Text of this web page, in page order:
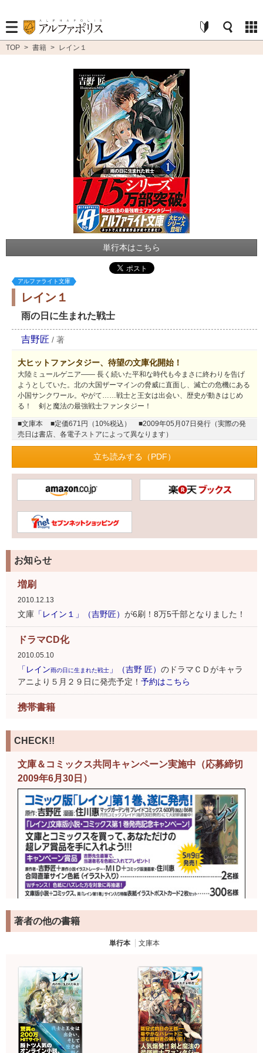
TOP > 書籍 > レイン１
単行本はこちら
アルファライト文庫
レイン１
雨の日に生まれた戦士
吉野匠 / 著
大ヒットファンタジー、待望の文庫化開始！
大陸ミュールゲニア―― 長く続いた平和な時代も今まさに終わりを告げ
ようとしていた。北の大国ザーマインの脅威に直面し、滅亡の危機にある
小国サンクワール。やがて……戦士と王女は出会い、歴史が動きはじめ
る！ 剣と魔法の最強戦士ファンタジー！
■文庫本 ■定価671円（10%税込）
■2009年05月07日発行（実際の発
売日は書店、各電子ストアによって異なります）
立ち読みする（PDF）
お知らせ
増刷
2010.12.13
文庫 「レイン１」（吉野匠） が6刷！8万5千部となりました！
ドラマCD化
2010.05.10
「レイン雨の日に生まれた戦士 」（吉野 匠） のドラマＣＤがキャラ
アニより５月２９日に発売予定！ 予約はこちら
携帯書籍
シリーズ70万部突破！「レイン」（吉野匠）が携帯電子書籍
CHECK!!
文庫＆コミックス共同キャンペーン実施中（応募締切
2009年6月30日）
コミックス（ブレイドコミックス マッグガーデン刊）につ
いてはこちらから
イラストはMID氏による新規描き下ろし（以下一部抜
粋）
著者の他の書籍
単行本 文庫本